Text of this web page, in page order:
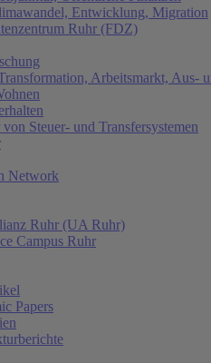
Entwicklung, Migration
Ruhr (FDZ)
Arbeitsmarkt, Aus-
Steuer- und Transfersystemen
Network
Ruhr (UA Ruhr)
Campus Ruhr
Papers